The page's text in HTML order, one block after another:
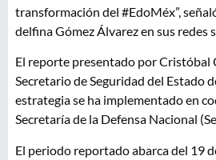
transformación del #EdoMéx”,
delfina Gómez Álvarez en sus redes
El reporte presentado por Cristóbal
Secretario de Seguridad del Estado
estrategia se ha implementado en
Secretaría de la Defensa Nacional
El periodo reportado abarca del 19